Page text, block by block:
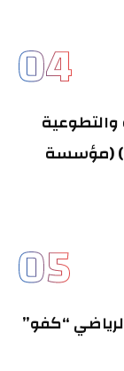
04
والتطوعية
(مؤسسة
05
“كفو”